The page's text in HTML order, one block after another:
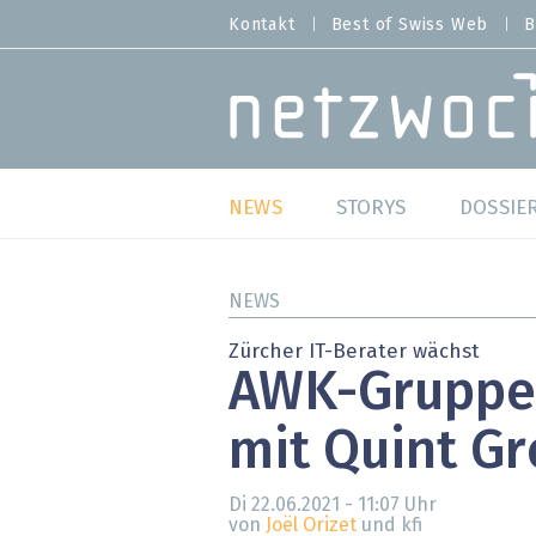
zum
MENU
Kontakt Best of Swiss Web
MAIN NAVIGATION
NEWS
Studien
Meinungen
Hands-on
STORYS
Best
SAP
NEWS
Zürcher IT-Berater wächst
AWK-
mit Quint
Di 22.06.2021 - 11:07 Uhr
von Joël Orizet und kfi